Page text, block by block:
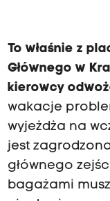
To właśnie z
Głównego w
kierowcy
wakacje
wyjeżdża na
jest
głównego
bagażami